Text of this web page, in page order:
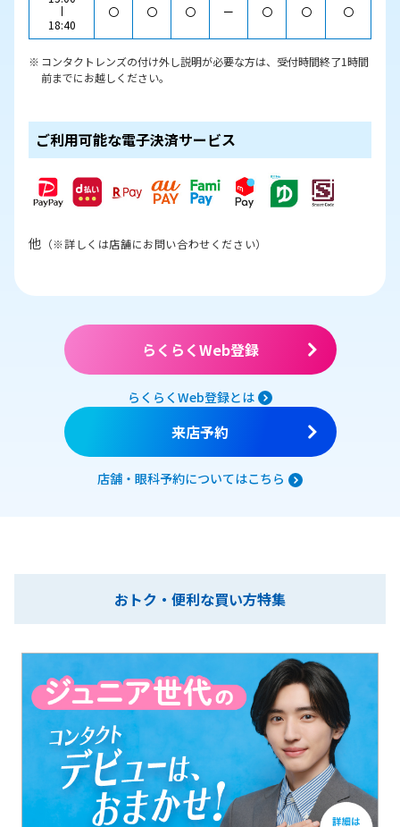
18:40
〇 〇 〇 ー 〇 〇 〇
コンタクトレンズの付け外し説明が必要な方は、受付時間終了1時間
前までにお越しください。
ご利用可能な電子決済サービス
他 （※詳しくは店舗にお問い合わせください）
らくらくWeb登録
らくらくWeb登録とは
来店予約
店舗・眼科予約についてはこちら
おトク・便利な買い方特集